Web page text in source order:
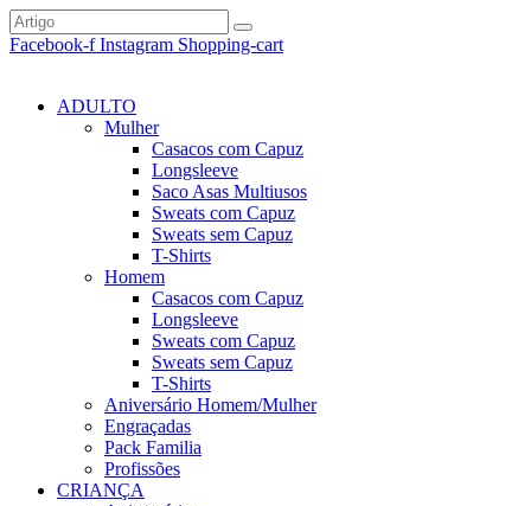
Facebook-f Instagram Shopping-cart
ADULTO
Mulher
Casacos com Capuz
Longsleeve
Saco Asas Multiusos
Sweats com Capuz
Sweats sem Capuz
T-Shirts
Homem
Casacos com Capuz
Longsleeve
Sweats com Capuz
Sweats sem Capuz
T-Shirts
Aniversário Homem/Mulher
Engraçadas
Pack Familia
Profissões
CRIANÇA